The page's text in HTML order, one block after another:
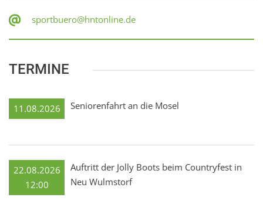
sportbuero@hntonline.de
TERMINE
11.08.2026 Seniorenfahrt an die Mosel
22.08.2026
12:00
Auftritt der Jolly Boots beim Countryfest in
Neu Wulmstorf